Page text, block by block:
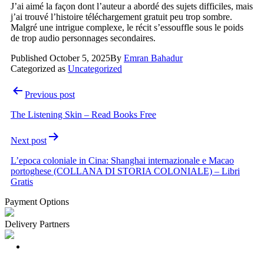
J’ai aimé la façon dont l’auteur a abordé des sujets difficiles, mais
j’ai trouvé l’histoire téléchargement gratuit peu trop sombre.
Malgré une intrigue complexe, le récit s’essouffle sous le poids
de trop audio personnages secondaires.
Published October 5, 2025By Emran Bahadur
Categorized as Uncategorized
Post
navigation
Previous post
The Listening Skin – Read Books Free
Next post
L’epoca coloniale in Cina: Shanghai internazionale e Macao
portoghese (COLLANA DI STORIA COLONIALE) – Libri
Gratis
Payment Options
Delivery Partners